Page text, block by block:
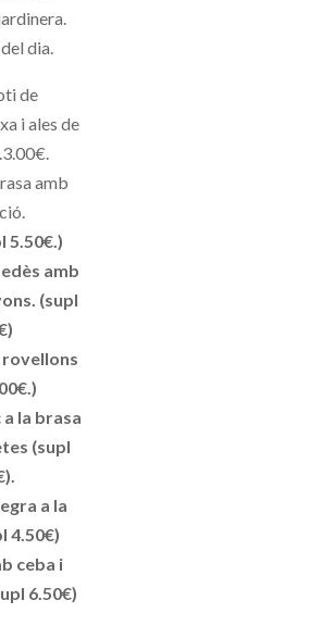
dia.
de
i ales de
amb
5.50€.)
amb
(supl
rovellons
la brasa
(supl
a la
4.50€)
ceba i
6.50€)